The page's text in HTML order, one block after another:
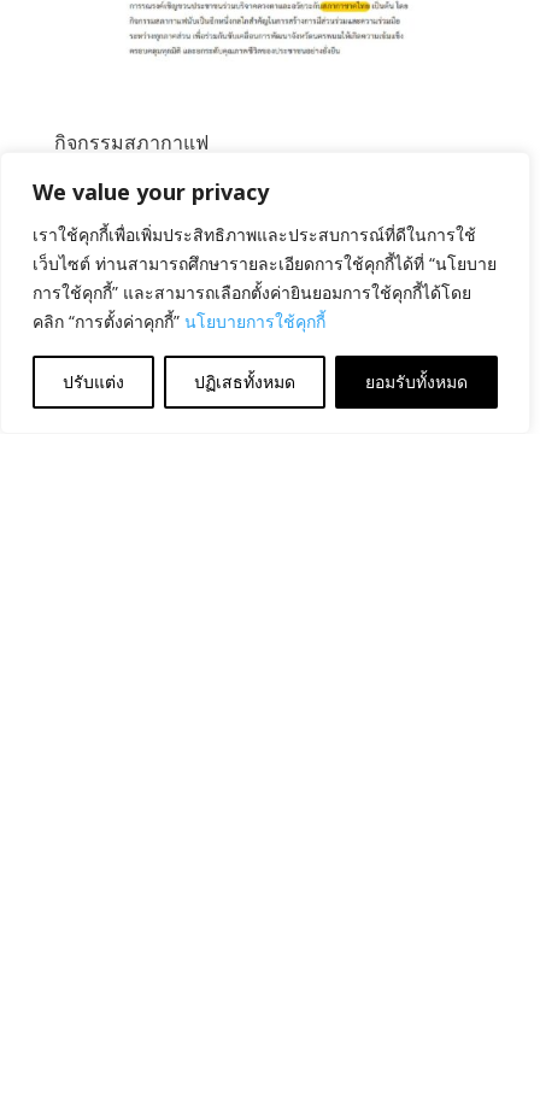
We value your privacy
เราใช้คุกกี้เพื่อเพิ่มประสิทธิภาพและประสบการณ์ที่ดีในการใช้
เว็บไซต์ ท่านสามารถศึกษารายละเอียดการใช้คุกกี้ได้ที่ “นโยบาย
การใช้คุกกี้” และสามารถเลือกตั้งค่ายินยอมการใช้คุกกี้ได้โดย
คลิก “การตั้งค่าคุกกี้” นโยบายการใช้คุกกี้
ปรับแต่ง ปฏิเสธทั้งหมด ยอมรับทั้งหมด
กิจกรรมสภากาแฟ
บริจาคอวัยวะ
ผวจ.นครพนม เป็นประธานในกิจกรรมสภากาแฟ Ep.4 ภาย
ใต้แนวคิด “สามดี@นครพนม สุขภาพดี งานดี คุณภาพชีวิตดี
ภายในงานมีการประชาสัมพันธ์ รณรงค์เชิญชวนประชาชน
ร่วมบริจาคดวงตาและอวัยวะกับสภากาชาดไทย...